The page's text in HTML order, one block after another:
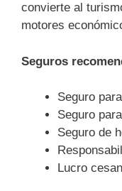
convierte al
motores
Seguros
Seguro
Seguro
Seguro de
Lucro